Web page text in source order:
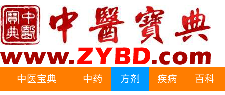
中医宝典 中药 方剂 疾病 百科